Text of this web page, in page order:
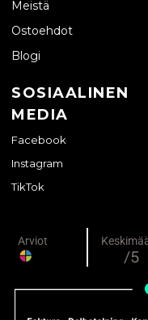
Meistä
Ostoehdot
Blogi
SOSIAALINEN
MEDIA
Facebook
Instagram
TikTok